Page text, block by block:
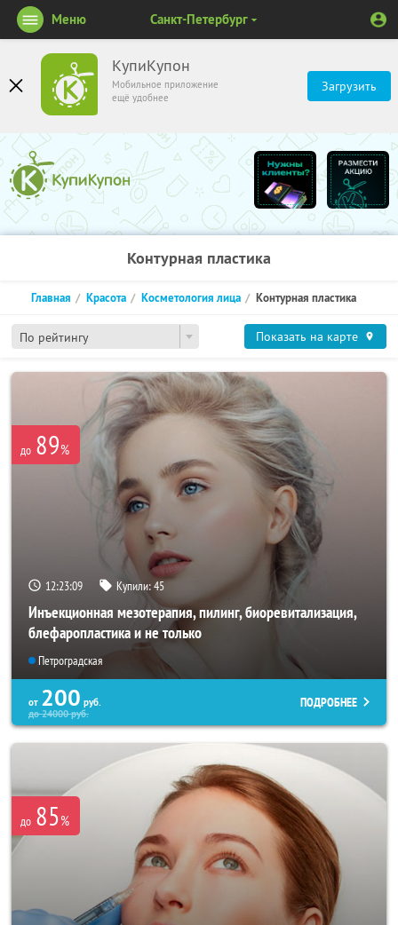
КупиКупон
Мобильное приложение
ещё удобнее
Загрузить
Меню Санкт-Петербург
Контурная пластика
По рейтингу
Главная Красота Косметология лица Контурная пластика
Показать на карте
до 89%
12:23:09 Купили:45
Инъекционная мезотерапия, пилинг, биоревитализация,
блефаропластика и не только
Петроградская
от 200 руб.
до24000руб.
ПОДРОБНЕЕ
до 85%